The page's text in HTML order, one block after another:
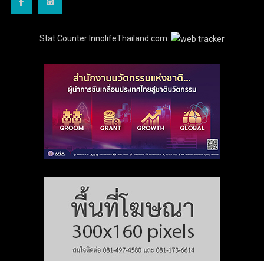
Stat Counter InnolifeThailand.com: